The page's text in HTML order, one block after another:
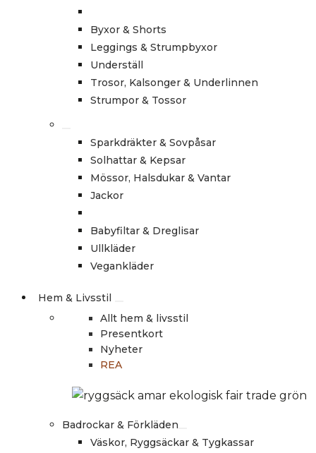
Byxor & Shorts
Leggings & Strumpbyxor
Underställ
Trosor, Kalsonger & Underlinnen
Strumpor & Tossor
Sparkdräkter & Sovpåsar
Solhattar & Kepsar
Mössor, Halsdukar & Vantar
Jackor
Babyfiltar & Dreglisar
Ullkläder
Vegankläder
Hem & Livsstil
Allt hem & livsstil
Presentkort
Nyheter
REA
Badrockar & Förkläden
Väskor, Ryggsäckar & Tygkassar